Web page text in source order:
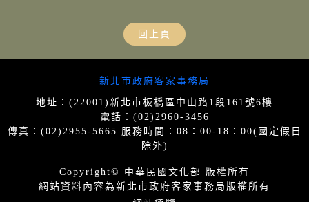
回上頁
新北市政府客家事務局
地址：(22001)新北市板橋區中山路1段161號6樓
電話：(02)2960-3456
傳真：(02)2955-5665 服務時間：08：00-18：00(國定假日
除外)
Copyright© 中華民國文化部 版權所有
網站資料內容為新北市政府客家事務局版權所有